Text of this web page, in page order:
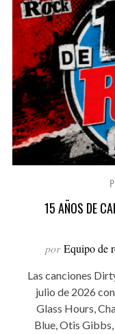
15 AÑOS DE
por Equipo de
Las canciones
julio de 2026
Glass Hours,
Blue, Otis